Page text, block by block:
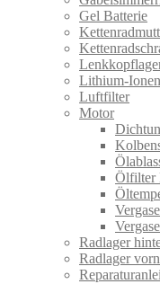
Gel Batterie
Lithium-
Luftfilter
Motor
Ölfilter
Radlager
Radlager